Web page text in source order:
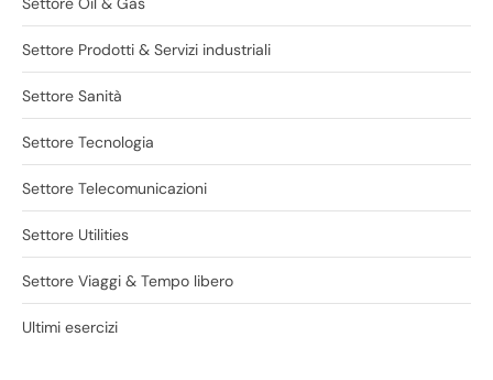
Settore Prodotti & Servizi industriali
Settore Sanità
Settore Tecnologia
Settore Telecomunicazioni
Settore Utilities
Settore Viaggi & Tempo libero
Ultimi esercizi